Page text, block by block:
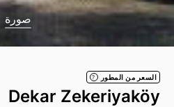
صورة
السعر من المطور ?
Dekar Zekeriyaköy